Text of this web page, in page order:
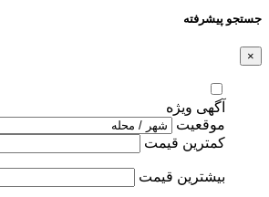
جستجو پیشرفته
×
آگهی ویژه
موقعیت
کمترین قیمت
بیشترین قیمت